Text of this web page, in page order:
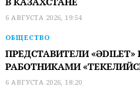
6 АВГУСТА 2026, 19:54
ОБЩЕСТВО
ПРЕДСТАВИТЕЛИ
РАБОТНИКАМИ
6 АВГУСТА 2026, 18:20